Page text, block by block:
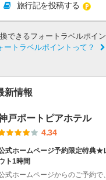
旅行記を投稿する
できるフォートラベルポイ
ートラベルポイントって？
新情報
戸ポートピアホテル
4.34
式ホームページ予約限定特典★
ト1時間
式ホームページからのご予約で